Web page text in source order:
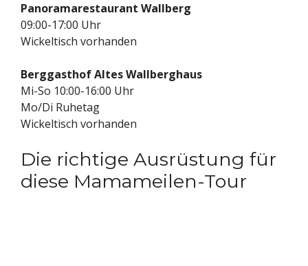
Panoramarestaurant Wallberg
09:00-17:00 Uhr
Wickeltisch vorhanden
Berggasthof Altes Wallberghaus
Mi-So 10:00-16:00 Uhr
Mo/Di Ruhetag
Wickeltisch vorhanden
Die richtige Ausrüstung für
diese Mamameilen-Tour